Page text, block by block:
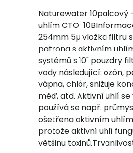
Naturewater 10palcový
uhlím CTO-
254mm 5µ vložka filtru
patrona s aktivním
systémů s 10" pouzdry
vody následující: ozón,
vápna, chlór, snižuje
měď, atd. Aktivní uhlí
používá se např.
ošetřena aktivním
protože aktivní uhlí
většinu